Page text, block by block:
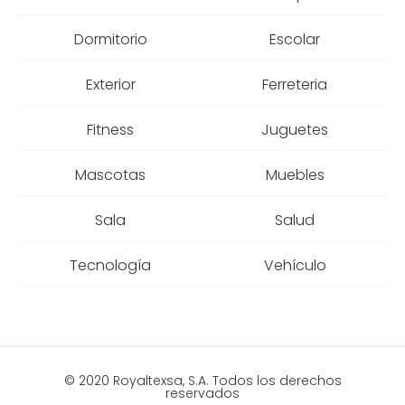
Dormitorio Escolar
Exterior Ferreteria
Fitness Juguetes
Mascotas Muebles
Sala Salud
Tecnología Vehículo
© 2020 Royaltexsa, S.A. Todos los derechos
reservados